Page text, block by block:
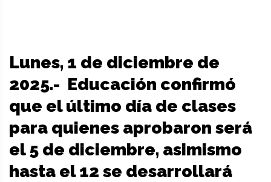
Lunes, 1 de diciembre de
2025.- Educación confirmó
que el último día de clases
para quienes aprobaron será
el 5 de diciembre, asimismo
hasta el 12 se desarrollará